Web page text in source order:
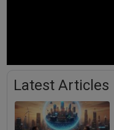
Latest Articles